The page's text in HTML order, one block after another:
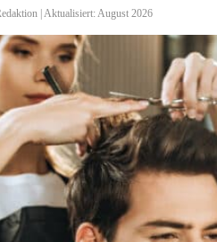
| Aktualisiert: August 2026